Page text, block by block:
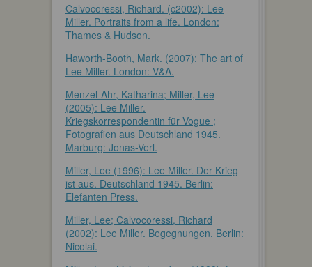
Calvocoressi, Richard. (c2002): Lee
Miller. Portraits from a life. London:
Thames & Hudson.
Haworth-Booth, Mark. (2007): The art of
Lee Miller. London: V&A.
Menzel-Ahr, Katharina; Miller, Lee
(2005): Lee Miller.
Kriegskorrespondentin für Vogue ;
Fotografien aus Deutschland 1945.
Marburg: Jonas-Verl.
Miller, Lee (1996): Lee Miller. Der Krieg
ist aus. Deutschland 1945. Berlin:
Elefanten Press.
Miller, Lee; Calvocoressi, Richard
(2002): Lee Miller. Begegnungen. Berlin:
Nicolai.